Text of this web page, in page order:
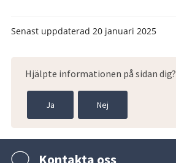
Senast uppdaterad 20 januari 2025
Hjälpte informationen på sidan dig?
Ja Nej